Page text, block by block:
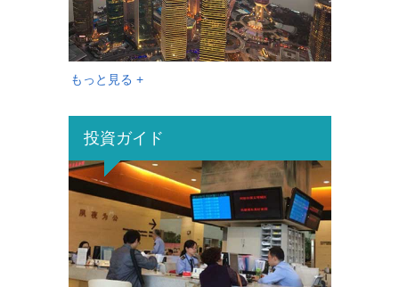
もっと見る +
投資ガイド